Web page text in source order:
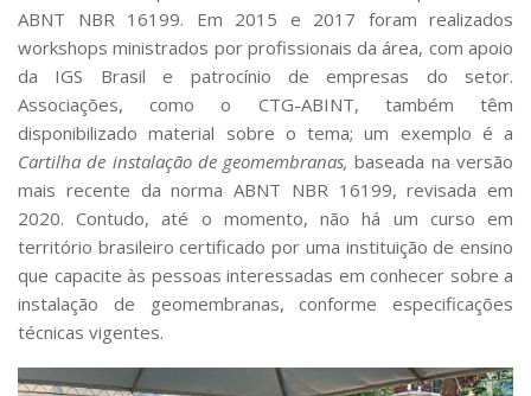
ABNT NBR 16199. Em 2015 e 2017 foram realizados
workshops ministrados por profissionais da área, com apoio
da IGS Brasil e patrocínio de empresas do setor.
Associações, como o CTG-ABINT, também têm
disponibilizado material sobre o tema; um exemplo é a
Cartilha de instalação de geomembranas,baseada na versão
mais recente da norma ABNT NBR 16199, revisada em
2020. Contudo, até o momento, não há um curso em
território brasileiro certificado por uma instituição de ensino
que capacite às pessoas interessadas em conhecer sobre a
instalação de geomembranas, conforme especificações
técnicas vigentes.